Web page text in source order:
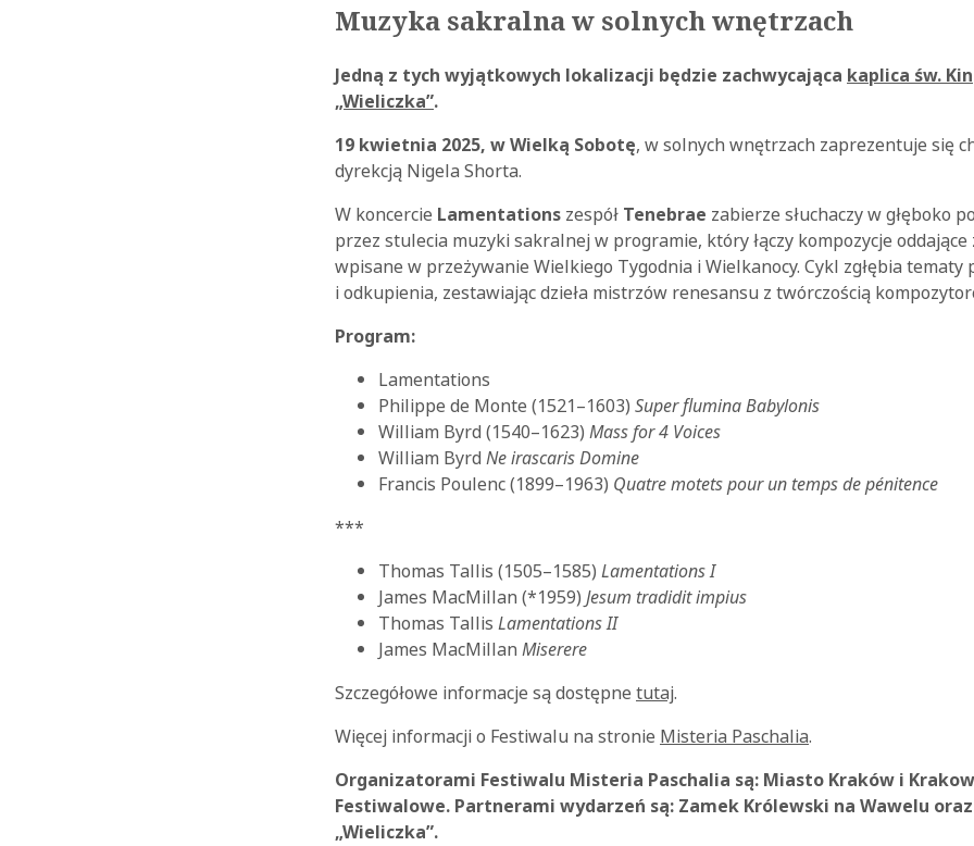
Muzyka sakralna w solnych wnętrzach
Jedną z tych wyjątkowych lokalizacji będzie zachwycająca kaplica św.
„Wieliczka”.
19 kwietnia 2025, w Wielką Sobotę, w solnych wnętrzach zaprezentuje się
dyrekcją Nigela Shorta.
W koncercie Lamentations zespół Tenebrae zabierze słuchaczy w głęboko
przez stulecia muzyki sakralnej w programie, który łączy kompozycje oddające
wpisane w przeżywanie Wielkiego Tygodnia i Wielkanocy. Cykl zgłębia tematy
i odkupienia, zestawiając dzieła mistrzów renesansu z twórczością
Program:
Lamentations
Philippe de Monte (1521–1603) Super flumina Babylonis
William Byrd (1540–1623) Mass for 4 Voices
William Byrd Ne irascaris Domine
Francis Poulenc (1899–1963) Quatre motets pour un temps de pénitence
***
Thomas Tallis (1505–1585) Lamentations I
James MacMillan (*1959) Jesum tradidit impius
Thomas Tallis Lamentations II
James MacMillan Miserere
Szczegółowe informacje są dostępne tutaj.
Więcej informacji o Festiwalu na stronie Misteria Paschalia.
Organizatorami Festiwalu Misteria Paschalia są: Miasto Kraków i
Festiwalowe. Partnerami wydarzeń są: Zamek Królewski na Wawelu
„Wieliczka”.